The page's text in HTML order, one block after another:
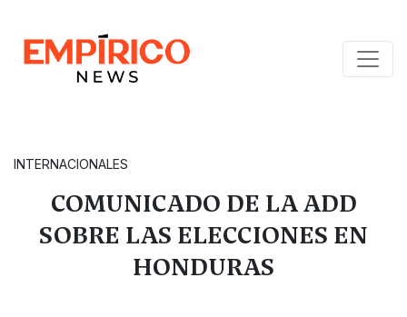
INTERNACIONALES
COMUNICADO DE LA ADD
SOBRE LAS ELECCIONES EN
HONDURAS